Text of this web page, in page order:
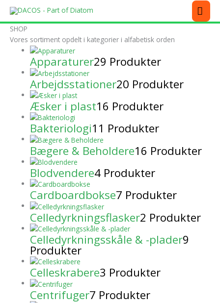
indholdet
SHOP
Vores sortiment opdelt i kategorier i alfabetisk orden
Apparaturer29 Produkter
Arbejdsstationer20 Produkter
Æsker i plast16 Produkter
Bakteriologi11 Produkter
Bægere & Beholdere16 Produkter
Blodvendere4 Produkter
Cardboardbokse7 Produkter
Celledyrkningsflasker2 Produkter
Celledyrkningsskåle & -plader9
Produkter
Celleskrabere3 Produkter
Centrifuger7 Produkter